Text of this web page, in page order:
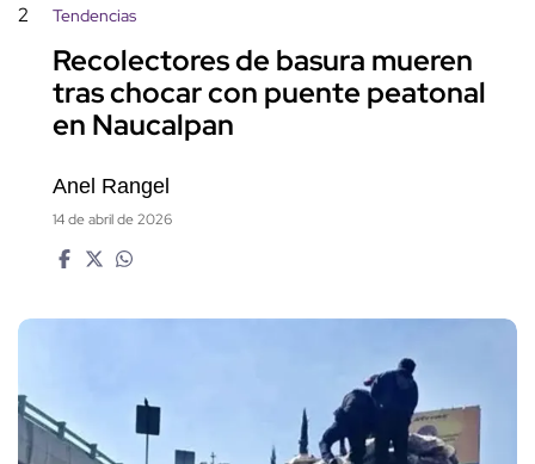
2 Tendencias
Recolectores de basura mueren
tras chocar con puente peatonal
en Naucalpan
Anel Rangel
14 de abril de 2026